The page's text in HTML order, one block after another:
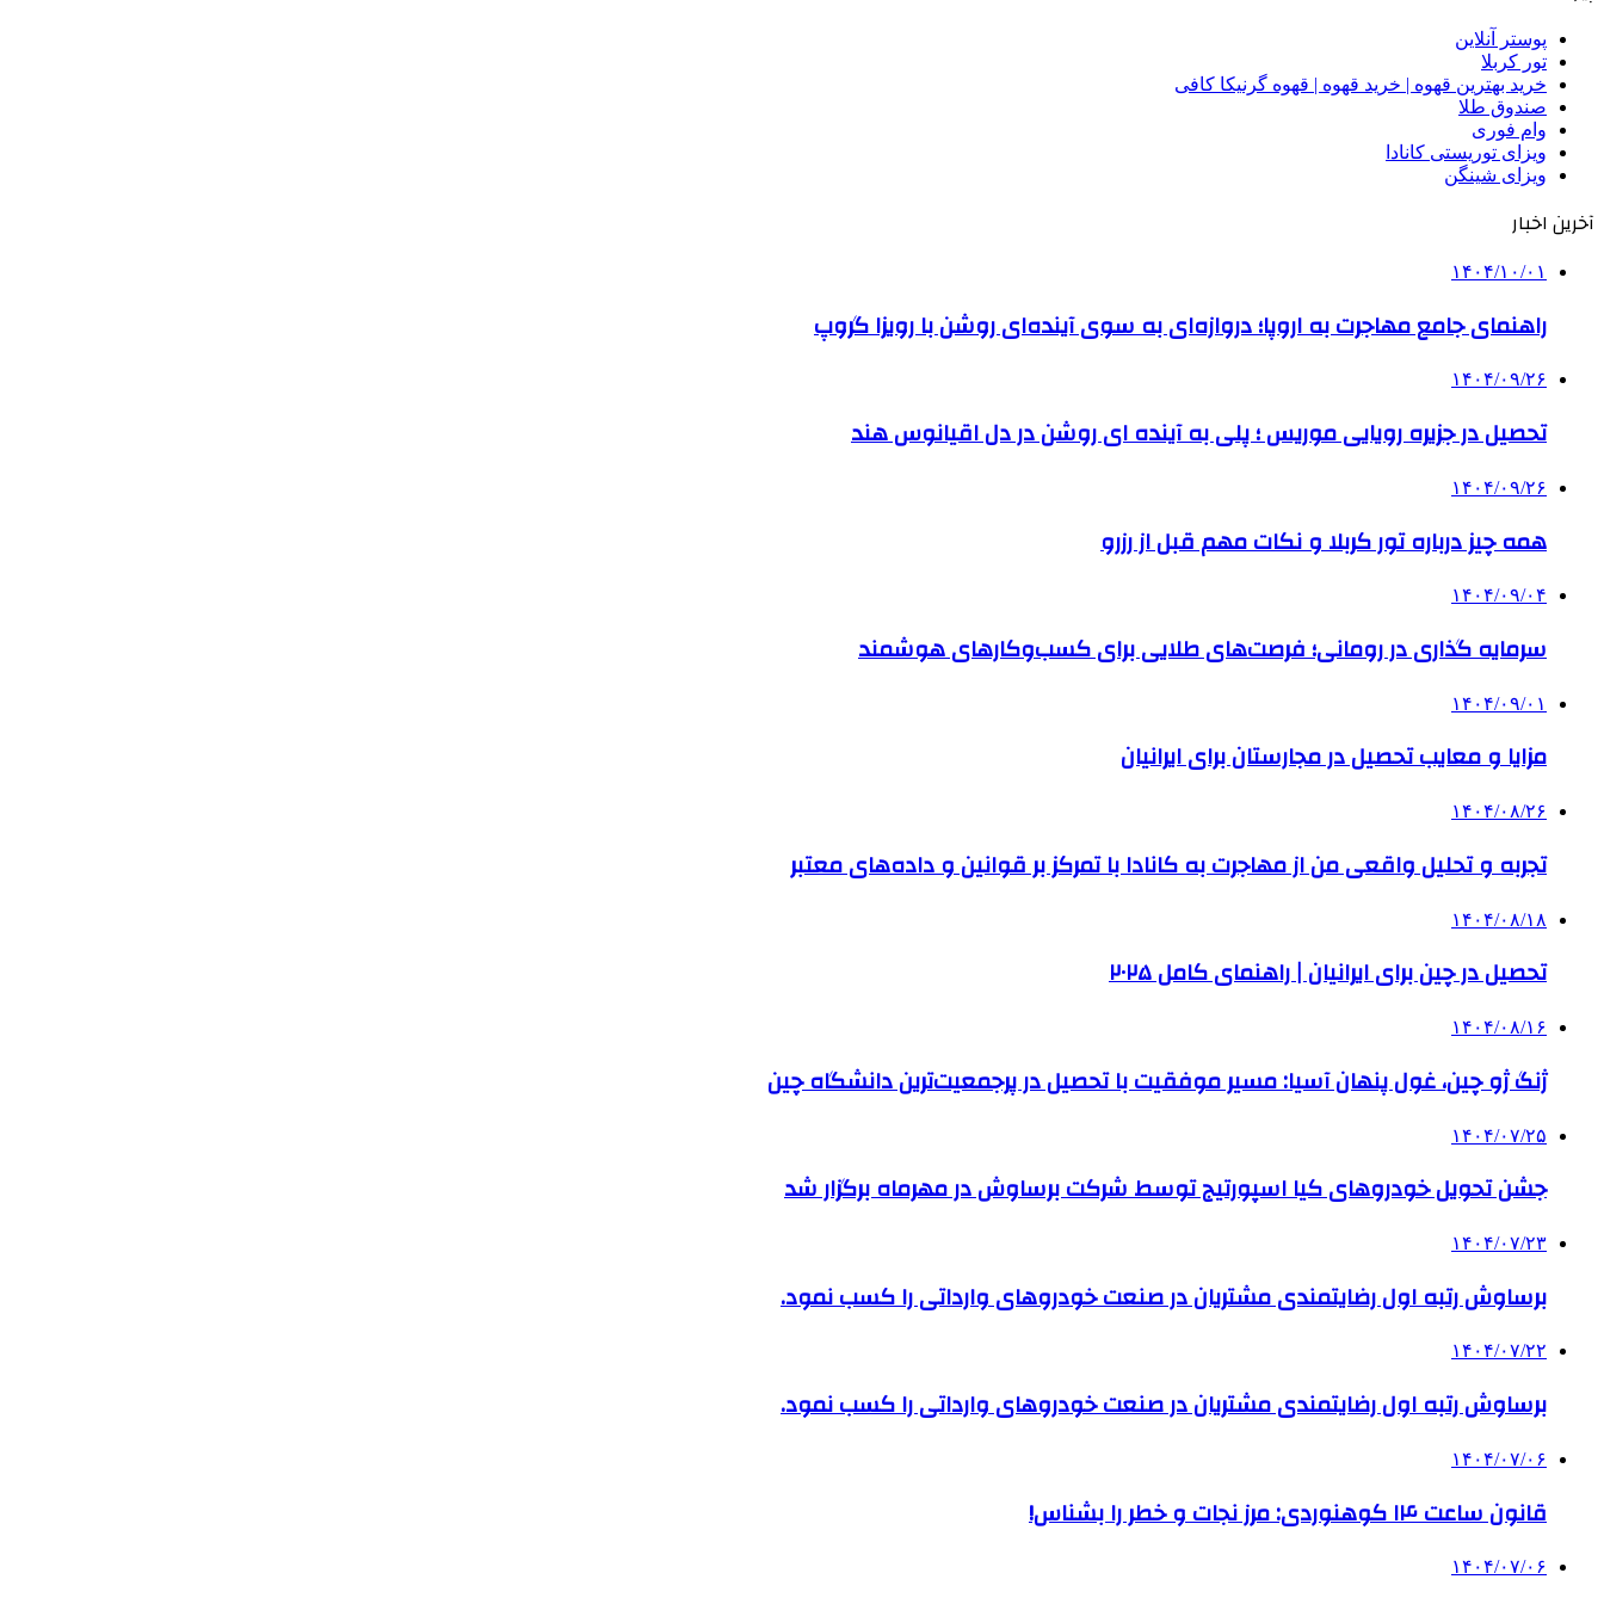
پوستر آنلاین
تور کربلا
خرید بهترین قهوه | خرید قهوه | قهوه گرنیکا کافی
صندوق طلا
وام فوری
ویزای توریستی کانادا
ویزای شینگن
آخرین اخبار
۱۴۰۴/۱۰/۰۱
راهنمای جامع مهاجرت به اروپا؛ دروازه‌ای به سوی آینده‌ای روشن با رویزا گروپ
۱۴۰۴/۰۹/۲۶
تحصیل در جزیره رویایی موریس ؛ پلی به آینده ‌ای روشن در دل اقیانوس ‌هند
۱۴۰۴/۰۹/۲۶
همه چیز درباره تور کربلا و نکات مهم قبل از رزرو
۱۴۰۴/۰۹/۰۴
سرمایه گذاری در رومانی؛ فرصت‌های طلایی برای کسب‌وکارهای هوشمند
۱۴۰۴/۰۹/۰۱
مزایا و معایب تحصیل در مجارستان برای ایرانیان
۱۴۰۴/۰۸/۲۶
تجربه و تحلیل واقعی من از مهاجرت به کانادا با تمرکز بر قوانین و داده‌های معتبر
۱۴۰۴/۰۸/۱۸
تحصیل در چین برای ایرانیان | راهنمای کامل ۲۰۲۵
۱۴۰۴/۰۸/۱۶
ژنگ ژو چین، غول پنهان آسیا: مسیر موفقیت با تحصیل در پرجمعیت‌ترین دانشگاه چین
۱۴۰۴/۰۷/۲۵
جشن تحویل خودروهای کیا اسپورتیج توسط شرکت برساوش در مهرماه برگزار شد
۱۴۰۴/۰۷/۲۳
برساوش رتبه اول رضایتمندی مشتریان در صنعت خودروهای وارداتی را کسب نمود.
۱۴۰۴/۰۷/۲۲
برساوش رتبه اول رضایتمندی مشتریان در صنعت خودروهای وارداتی را کسب نمود.
۱۴۰۴/۰۷/۰۶
قانون ساعت ۱۴ کوهنوردی: مرز نجات و خطر را بشناس!
۱۴۰۴/۰۷/۰۶